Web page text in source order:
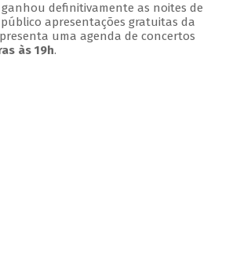
ganhou definitivamente as noites de
apresentações gratuitas da
uma agenda de concertos
às 19h.